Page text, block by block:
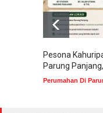
Pesona
Parung
Perumahan Di